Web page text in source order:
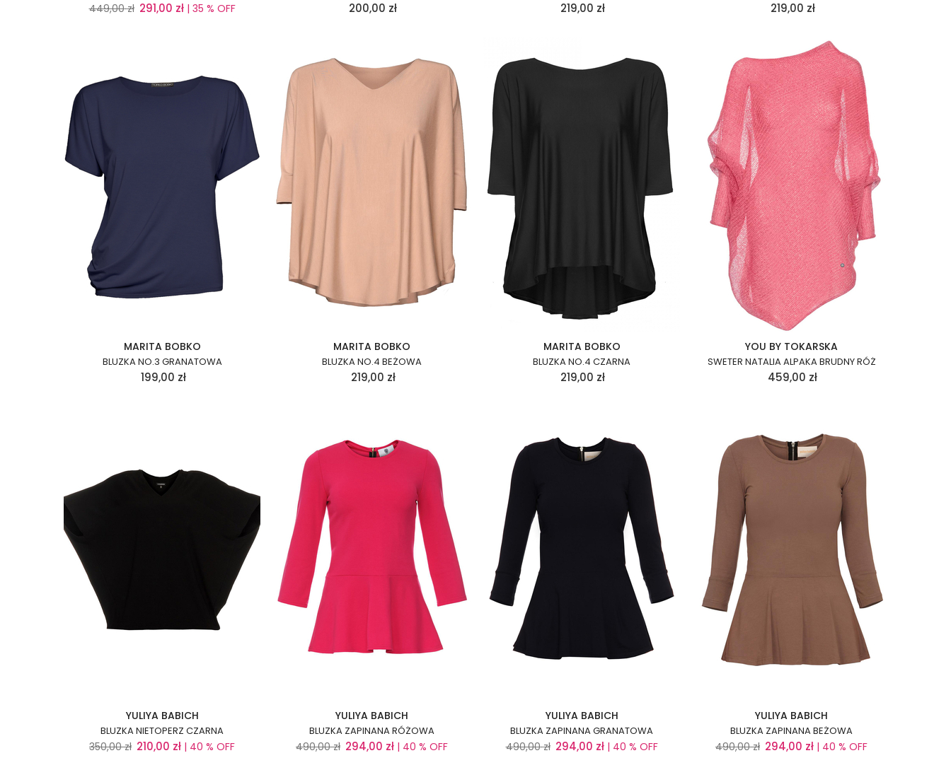
449,00 zł 291,00 zł| 35 % OFF 200,00 zł 219,00 zł 219,00 zł
MARITA BOBKO
BLUZKA NO.3 GRANATOWA
199,00 zł
MARITA BOBKO
BLUZKA NO.4 BEŻOWA
219,00 zł
MARITA BOBKO
BLUZKA NO.4 CZARNA
219,00 zł
YOU BY TOKARSKA
SWETER NATALIA ALPAKA BRUDNY RÓŻ
459,00 zł
YULIYA BABICH
BLUZKA NIETOPERZ CZARNA
350,00 zł 210,00 zł | 40 % OFF
YULIYA BABICH
BLUZKA ZAPINANA RÓŻOWA
490,00 zł 294,00 zł | 40 % OFF
YULIYA BABICH
BLUZKA ZAPINANA GRANATOWA
490,00 zł 294,00 zł| 40 % OFF
YULIYA BABICH
BLUZKA ZAPINANA BEŻOWA
490,00 zł 294,00 zł | 40 % OFF